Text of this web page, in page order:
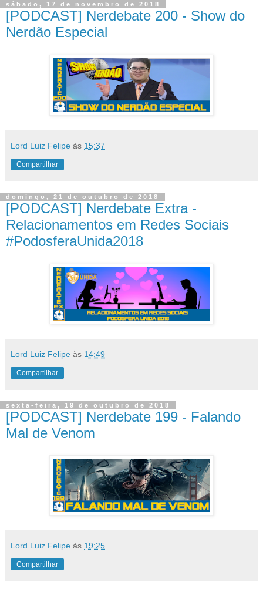
sábado, 17 de novembro de 2018
[PODCAST] Nerdebate 200 - Show do
Nerdão Especial
Lord Luiz Felipe às 15:37
Compartilhar
domingo, 21 de outubro de 2018
[PODCAST] Nerdebate Extra -
Relacionamentos em Redes Sociais
#PodosferaUnida2018
Lord Luiz Felipe às 14:49
Compartilhar
sexta-feira, 19 de outubro de 2018
[PODCAST] Nerdebate 199 - Falando
Mal de Venom
Lord Luiz Felipe às 19:25
Compartilhar